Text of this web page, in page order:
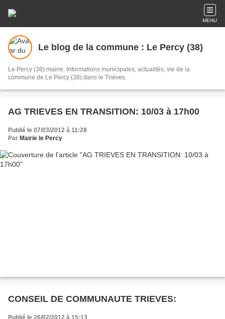
MENU
Le blog de la commune : Le Percy (38)
Le Percy (38) mairie: Informations municipales, actualités, vie de la
commune de Le Percy (38) dans le Trièves.
AG TRIEVES EN TRANSITION: 10/03 à 17h00
Publié le 07/03/2012 à 11:28
Par Mairie le Percy
CONSEIL DE COMMUNAUTE TRIEVES:
Publié le 26/02/2012 à 15:13